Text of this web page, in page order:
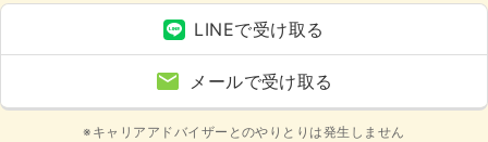
LINEで受け取る
メールで受け取る
※キャリアアドバイザーとのやりとりは発生しません